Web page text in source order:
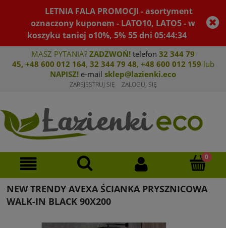
LETNIA FALA PROMOCJI - asortyment
oznaczony kuponem - LATO10, LATO5 - w
koszyku taniej o10%, 5% 55dni05:44:34
MASZ PYTANIA? ZADZWOŃ! telefon 32 344 79
45, +48 600 012 164, 32 344 79 48, +48 600 012 159 lub
NAPISZ! e-mail sklep@lazienki.eco
ZAREJESTRUJ SIĘ ZALOGUJ SIĘ
NEW TRENDY AVEXA ŚCIANKA PRYSZNICOWA
WALK-IN BLACK 90X200